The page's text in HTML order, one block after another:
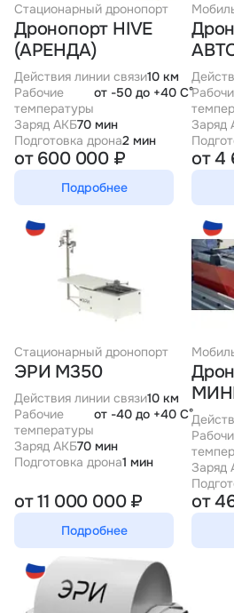
Стационарный дронопорт
Дронопорт HIVE
(АРЕНДА)
Действия линии связи10 км
Рабочие
температуры
от -50 до +40 С°
Заряд АКБ70 мин
Подготовка дрона2 мин
от 600 000 ₽
Подробнее
Заряд
от 4
Стационарный дронопорт
ЭРИ М350
Действия линии связи10 км
Рабочие
температуры
от -40 до +40 С°
Заряд АКБ70 мин
Подготовка дрона1 мин
от 11 000 000 ₽
Подробнее
Заряд
от